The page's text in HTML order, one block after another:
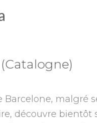
Barcelone, malgré
découvre bientôt